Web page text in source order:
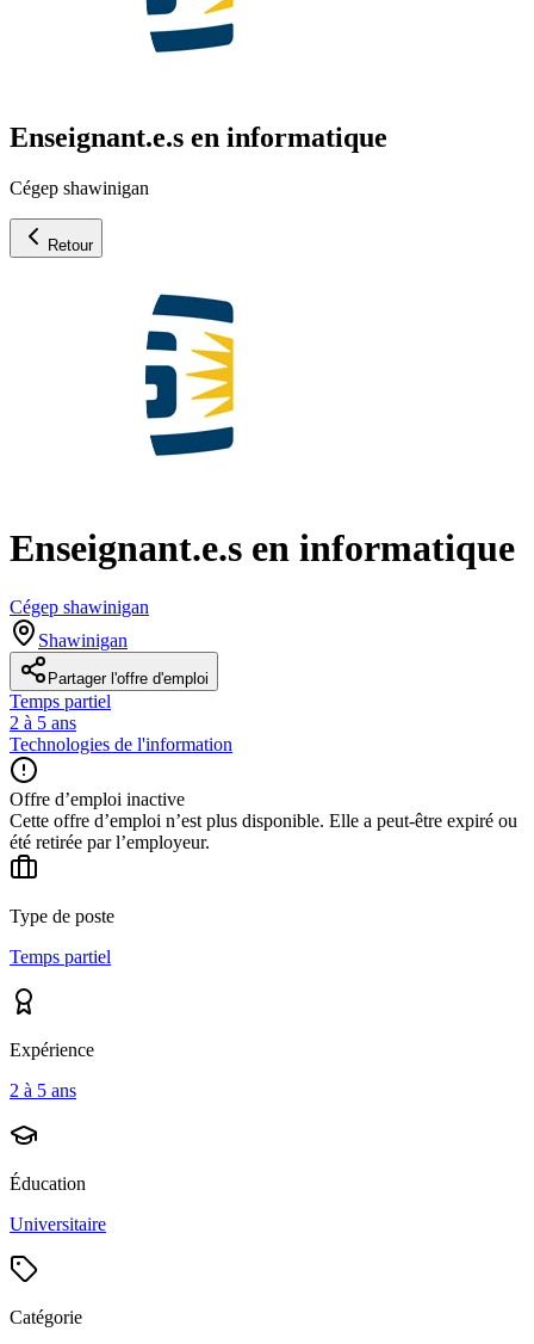
Enseignant.e.s en informatique
Cégep shawinigan
Retour
Enseignant.e.s en informatique
Cégep shawinigan
Shawinigan
Partager l'offre d'emploi
Temps partiel
2 à 5 ans
Technologies de l'information
Offre d’emploi inactive
Cette offre d’emploi n’est plus disponible. Elle a peut-être expiré ou
été retirée par l’employeur.
Type de poste
Temps partiel
Expérience
2 à 5 ans
Éducation
Universitaire
Catégorie